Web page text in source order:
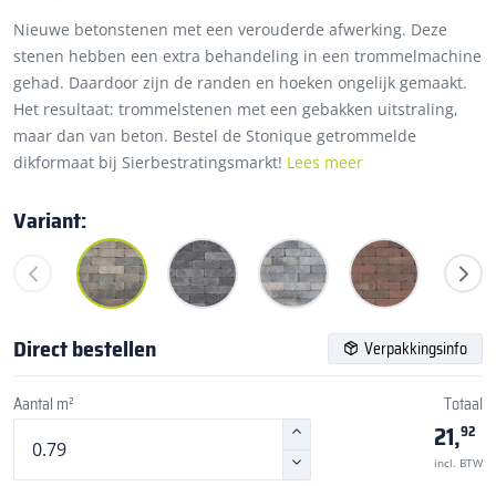
Nieuwe betonstenen met een verouderde afwerking. Deze
stenen hebben een extra behandeling in een trommelmachine
gehad. Daardoor zijn de randen en hoeken ongelijk gemaakt.
Het resultaat: trommelstenen met een gebakken uitstraling,
maar dan van beton. Bestel de Stonique getrommelde
dikformaat bij Sierbestratingsmarkt! Lees meer
Variant:
Direct bestellen Verpakkingsinfo
Aantal m² Totaal
21,92
incl. BTW